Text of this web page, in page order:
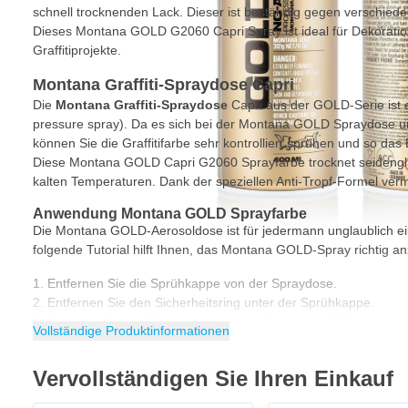
schnell trocknenden Lack. Dieser ist beständig gegen
Dieses Montana GOLD G2060 Capri Spray ist ideal für
Graffitiprojekte.
Montana Graffiti-Spraydose Capri
Die Montana Graffiti-Spraydose Capri aus der GOLD-Serie ist
pressure spray). Da es sich bei der Montana GOLD Spraydose
können Sie die Graffitifarbe sehr kontrolliert sprühen und so das
Diese Montana GOLD Capri G2060 Sprayfarbe trocknet
kalten Temperaturen. Dank der speziellen Anti-Tropf-Formel
Anwendung Montana GOLD Sprayfarbe
Die Montana GOLD-Aerosoldose ist für jedermann unglaublich
folgende Tutorial hilft Ihnen, das Montana GOLD-Spray richtig
Entfernen Sie die Sprühkappe von der Spraydose.
Entfernen Sie den Sicherheitsring unter der Sprühkappe.
Stecken Sie die Sprühkappe wieder auf die Spraydose.
dabei einen Abstand von 30 cm zur Oberfläche ein.
Vollständige Produktinformationen
Vervollständigen Sie Ihren Einkauf